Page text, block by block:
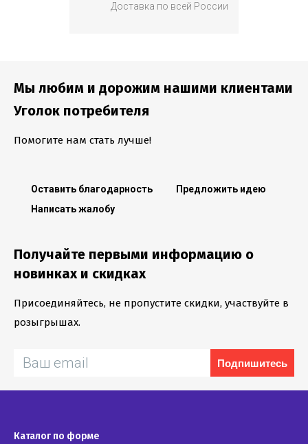
Доставка по всей России
Мы любим и дорожим нашими клиентами
Уголок потребителя
Помогите нам стать лучше!
Оставить благодарность
Предложить идею
Написать жалобу
Получайте первыми информацию о
новинках и скидках
Присоединяйтесь, не пропустите скидки, участвуйте в
розыгрышах.
Подпишитесь
Каталог по форме